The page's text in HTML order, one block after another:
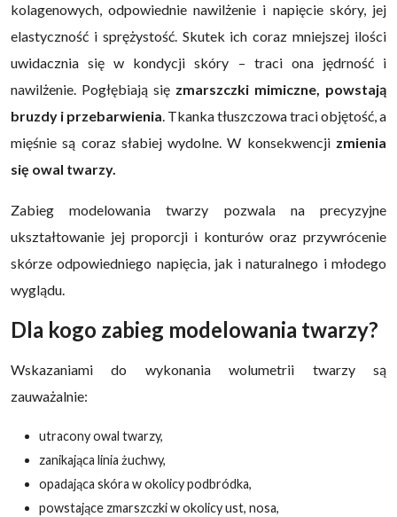
kolagenowych, odpowiednie nawilżenie i napięcie skóry, jej
elastyczność i sprężystość. Skutek ich coraz mniejszej ilości
uwidacznia się w kondycji skóry – traci ona jędrność i
nawilżenie. Pogłębiają się zmarszczki mimiczne, powstają
bruzdy i przebarwienia. Tkanka tłuszczowa traci objętość, a
mięśnie są coraz słabiej wydolne. W konsekwencji zmienia
się owal twarzy.
Zabieg modelowania twarzy pozwala na precyzyjne
ukształtowanie jej proporcji i konturów oraz przywrócenie
skórze odpowiedniego napięcia, jak i naturalnego i młodego
wyglądu.
Dla kogo zabieg modelowania twarzy?
Wskazaniami do wykonania wolumetrii twarzy są
zauważalnie:
utracony owal twarzy,
zanikająca linia żuchwy,
opadająca skóra w okolicy podbródka,
powstające zmarszczki w okolicy ust, nosa,